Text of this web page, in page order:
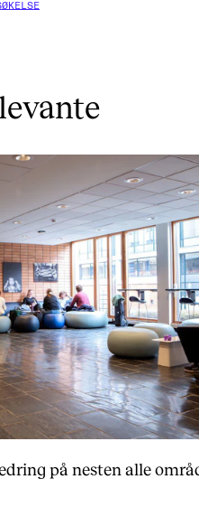
på nesten alle